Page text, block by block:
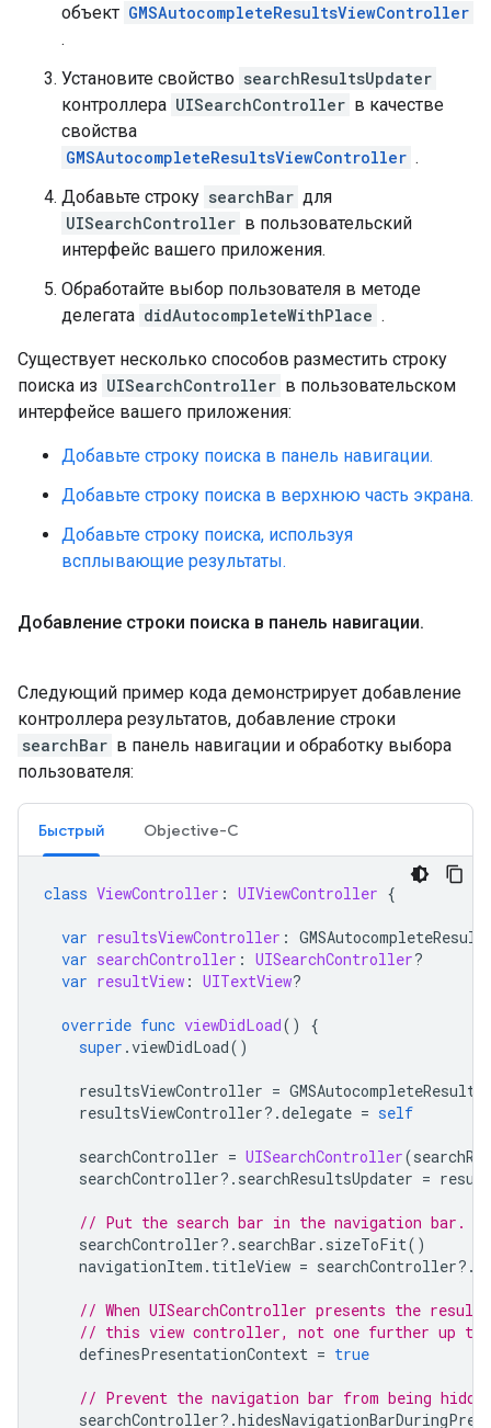
объект GMSAutocompleteResultsViewController
.
Установите свойство searchResultsUpdater
контроллера UISearchController в качестве
свойства
GMSAutocompleteResultsViewController .
Добавьте строку searchBar для
UISearchController в пользовательский
интерфейс вашего приложения.
Обработайте выбор пользователя в методе
делегата didAutocompleteWithPlace .
Существует несколько способов разместить строку
поиска из UISearchController в пользовательском
интерфейсе вашего приложения:
Добавьте строку поиска в панель навигации.
Добавьте строку поиска в верхнюю часть экрана.
Добавьте строку поиска, используя
всплывающие результаты.
Добавление строки поиска в панель навигации.
Следующий пример кода демонстрирует добавление
контроллера результатов, добавление строки
searchBar в панель навигации и обработку выбора
пользователя:
Быстрый Objective-C
class ViewController : UIViewController {
var resultsViewController :
var searchController : UISearchController?
var resultView : UITextView?
override func viewDidLoad()
{
super .viewDidLoad()
resultsViewController =
resultsViewController?.delegate = self
searchController = UISearchController(
searchController?. searchResultsUpdater =
// Put the search bar in the navigation bar.
searchController?. searchBar . sizeToFit()
navigationItem . titleView = searchController?.
// When UISearchController presents the
// this view controller, not one further up
definesPresentationContext = true
// Prevent the navigation bar from being
searchController?.